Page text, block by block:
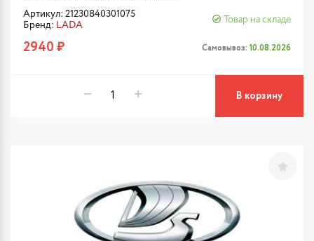
Артикул: 21230840301075
Бренд: LADA
Товар на складе
2940 ₽ Самовывоз: 10.08.2026
В корзину